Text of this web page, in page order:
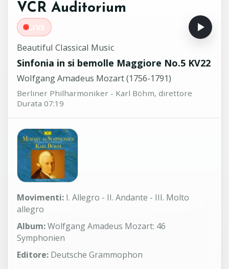
VCR Auditorium
LIVE
Beautiful Classical Music
Sinfonia in si bemolle Maggiore No.5 KV22
Wolfgang Amadeus Mozart (1756-1791)
Berliner Philharmoniker - Karl Böhm, direttore
Durata 07:19
Movimenti: I. Allegro - II. Andante - III. Molto
allegro
Album:Wolfgang Amadeus Mozart: 46
Symphonien
Editore: Deutsche Grammophon